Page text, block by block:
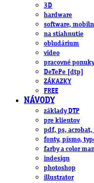
3D
hardware
software,
na stiahnutie
obludárium
video
pracovné ponuky
DeTePe [dtp]
ZÁKAZKY
FREE
NÁVODY
základy DTP
pre klientov
pdf, ps,
fonty, písmo,
farby a color
indesign
photoshop
illustrator